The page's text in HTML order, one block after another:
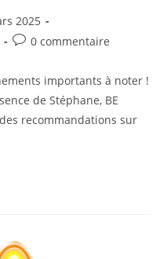
2025
0 commentaire
importants à noter !
de Stéphane, BE
recommandations sur